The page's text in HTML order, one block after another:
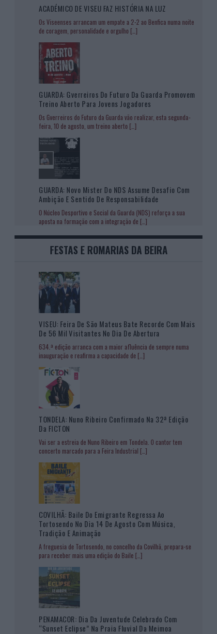
ACADÉMICO DE VISEU FAZ HISTÓRIA NA LUZ
Os Viseenses arrancam um empate a 2-2 ao Benfica numa noite
de coragem, personalidade e orgulho […]
GUARDA: Gverreiros Do Futuro Da Guarda Promovem
Treino Aberto Para Jovens Jogadores
Os Gverreiros do Futuro da Guarda vão realizar, esta segunda-
feira, 10 de agosto, um treino aberto […]
GUARDA: Novo Mister Do NDS Assume Desafio Com
Ambição E Sentido De Responsabilidade
O Núcleo Desportivo e Social da Guarda (NDS) reforça a sua
aposta na formação com a integração de […]
FESTAS E ROMARIAS DA BEIRA
VISEU: Feira De São Mateus Bate Recorde Com Mais
De 56 Mil Visitantes No Dia De Abertura
634.ª edição arranca com a maior afluência de sempre numa
inauguração e reafirma a capacidade de […]
TONDELA: Nuno Ribeiro Confirmado Na 32ª Edição
Da FICTON
Vai ser a estreia de Nuno Ribeiro em Tondela. O cantor tem
concerto marcado para a Feira Industrial […]
COVILHÃ: Baile Do Emigrante Regressa Ao
Tortosendo No Dia 14 De Agosto Com Música,
Tradição E Animação
A freguesia de Tortosendo, no concelho da Covilhã, prepara-se
para receber mais uma edição do Baile […]
PENAMACOR: Dia Da Juventude Celebrado Com
“Sunset Eclipse” Na Praia Fluvial Da Meimoa